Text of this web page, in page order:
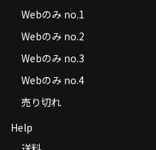
Webのみ no.1
Webのみ no.2
Webのみ no.3
Webのみ no.4
売り切れ
Help